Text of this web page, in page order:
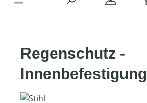
Regenschutz -
Innenbefestigung